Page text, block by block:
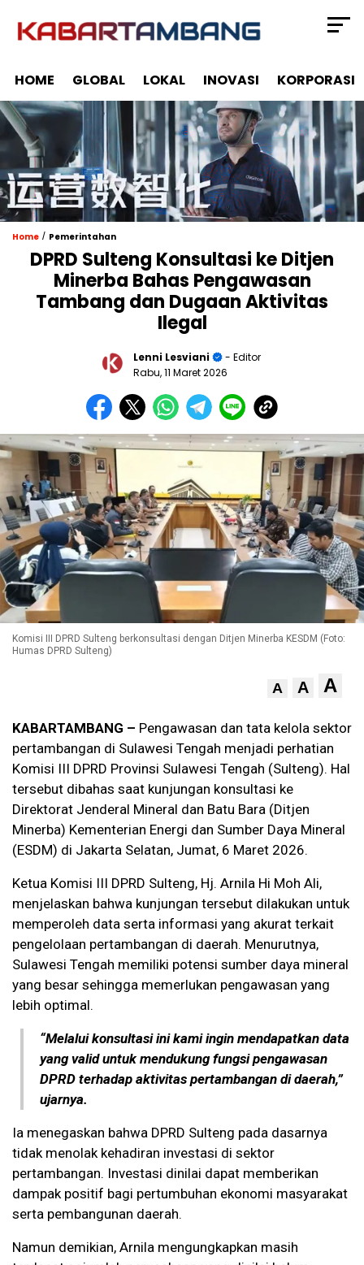
HOME GLOBAL LOKAL INOVASI KORPORASI
Home / Pemerintahan
DPRD Sulteng Konsultasi ke Ditjen
Minerba Bahas Pengawasan
Tambang dan Dugaan Aktivitas
Ilegal
Lenni Lesviani
- Editor
Rabu, 11 Maret 2026
Komisi III DPRD Sulteng berkonsultasi dengan Ditjen Minerba KESDM (Foto:
Humas DPRD Sulteng)
A A A
KABARTAMBANG – Pengawasan dan tata kelola sektor
pertambangan di Sulawesi Tengah menjadi perhatian
Komisi III DPRD Provinsi Sulawesi Tengah (Sulteng). Hal
tersebut dibahas saat kunjungan konsultasi ke
Direktorat Jenderal Mineral dan Batu Bara (Ditjen
Minerba) Kementerian Energi dan Sumber Daya Mineral
(ESDM) di Jakarta Selatan, Jumat, 6 Maret 2026.
Ketua Komisi III DPRD Sulteng, Hj. Arnila Hi Moh Ali,
menjelaskan bahwa kunjungan tersebut dilakukan untuk
memperoleh data serta informasi yang akurat terkait
pengelolaan pertambangan di daerah. Menurutnya,
Sulawesi Tengah memiliki potensi sumber daya mineral
yang besar sehingga memerlukan pengawasan yang
lebih optimal.
“Melalui konsultasi ini kami ingin mendapatkan data
yang valid untuk mendukung fungsi pengawasan
DPRD terhadap aktivitas pertambangan di daerah,”
ujarnya.
Ia menegaskan bahwa DPRD Sulteng pada dasarnya
tidak menolak kehadiran investasi di sektor
pertambangan. Investasi dinilai dapat memberikan
dampak positif bagi pertumbuhan ekonomi masyarakat
serta pembangunan daerah.
Namun demikian, Arnila mengungkapkan masih